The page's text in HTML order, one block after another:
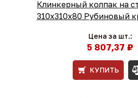
Клинкерный колпак на
310х310х80 Рубиновый
Цена за шт.:
5 807,37 ₽
КУПИТЬ